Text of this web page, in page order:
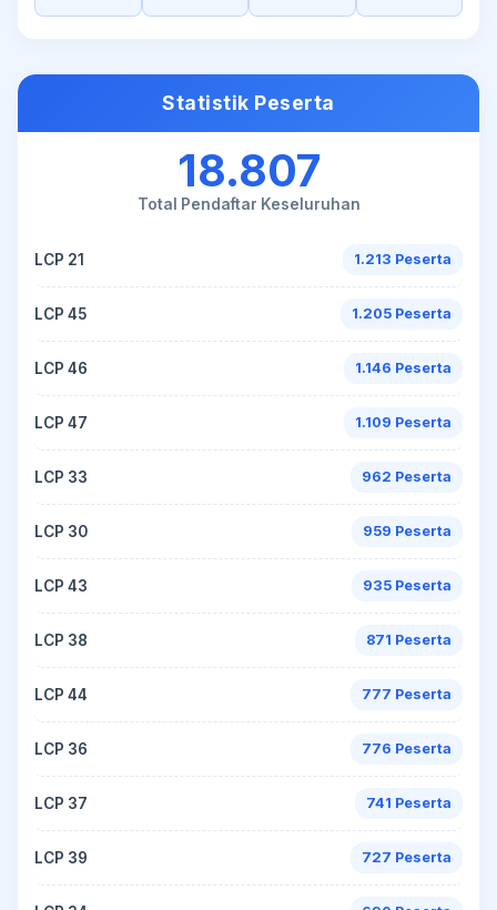
Statistik Peserta
18.807
Total Pendaftar Keseluruhan
LCP 21 1.213 Peserta
LCP 45 1.205 Peserta
LCP 46 1.146 Peserta
LCP 47 1.109 Peserta
LCP 33 962 Peserta
LCP 30 959 Peserta
LCP 43 935 Peserta
LCP 38 871 Peserta
LCP 44 777 Peserta
LCP 36 776 Peserta
LCP 37 741 Peserta
LCP 39 727 Peserta